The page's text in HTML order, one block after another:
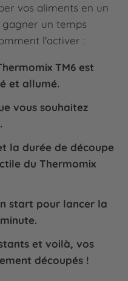
vos aliments en un
un temps
l'activer :
TM6 est
et allumé.
vous souhaitez
la durée de découpe
du Thermomix
start pour lancer la
et voilà, vos
découpés !